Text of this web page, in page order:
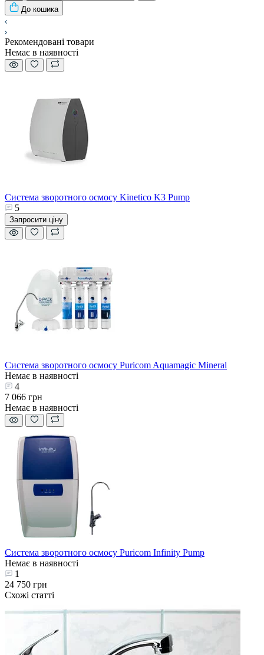
До кошика
Рекомендовані товари
Немає в наявності
Система зворотного осмосу Kinetico K3 Pump
5
Запросити ціну
Система зворотного осмосу Puricom Aquamagic Mineral
Немає в наявності
4
7 066 грн
Немає в наявності
Система зворотного осмосу Puricom Infinity Pump
Немає в наявності
1
24 750 грн
Схожі статті